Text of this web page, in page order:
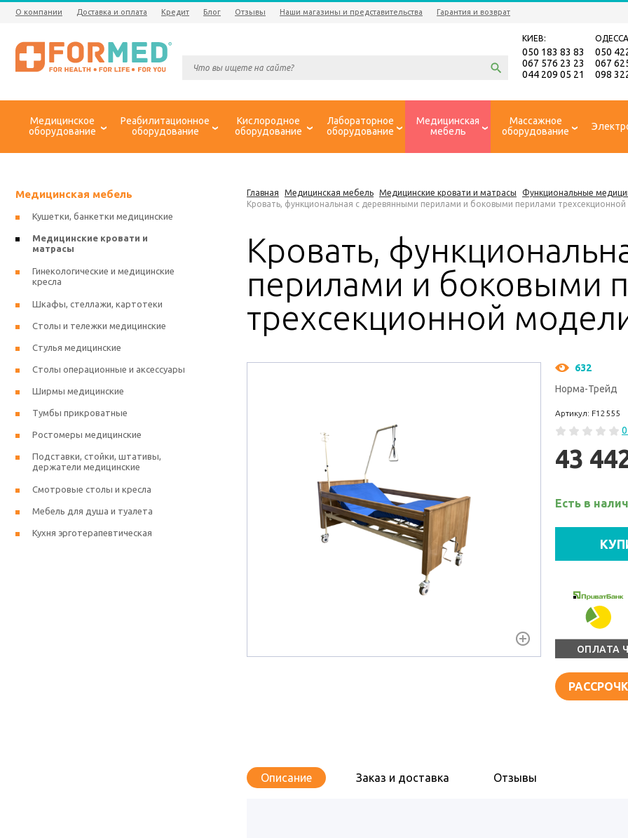
О компании Доставка и оплата Кредит Блог Отзывы Наши магазины и представительства Гарантия и возврат
КИЕВ:
050 183 83 83
067 576 23 23
044 209 05 21
050
067
098
Медицинское
оборудование
Реабилитационное
оборудование
Кислородное
оборудование
Лабораторное
оборудование
Медицинская
мебель
Массажное
оборудование
Главная Медицинская мебель Медицинские кровати и матрасы
Функциональные
Кровать, функциональная с деревянными перилами и боковыми перилами
Кровать,
перилами и боковыми
трехсекционной
632
Норма-Трейд
Артикул: F12555
43
Есть в
ОПЛАТА
Описание Заказ и доставка Отзывы
Медицинская мебель
Кушетки, банкетки медицинские
Медицинские кровати и
матрасы
Гинекологические и медицинские
кресла
Шкафы, стеллажи, картотеки
Столы и тележки медицинские
Стулья медицинские
Столы операционные и аксессуары
Ширмы медицинские
Тумбы прикроватные
Ростомеры медицинские
Подставки, стойки, штативы,
держатели медицинские
Смотровые столы и кресла
Мебель для душа и туалета
Кухня эрготерапевтическая